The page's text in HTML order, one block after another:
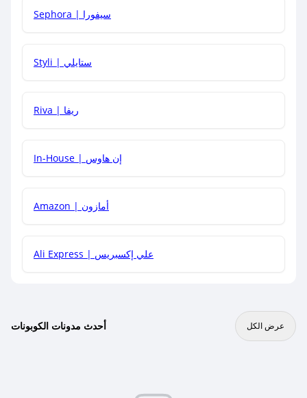
هل يمكنني جمع كود خصم مع العروض الأخرى؟
Sephora | سيفورا
Styli | ستايلي
Riva | ريفا
In-House | إن هاوس
Amazon | أمازون
Ali Express | علي إكسبريس
أحدث مدونات الكوبونات عرض الكل